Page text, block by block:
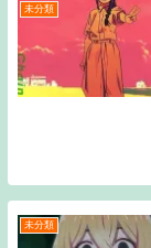
未分類
未分類